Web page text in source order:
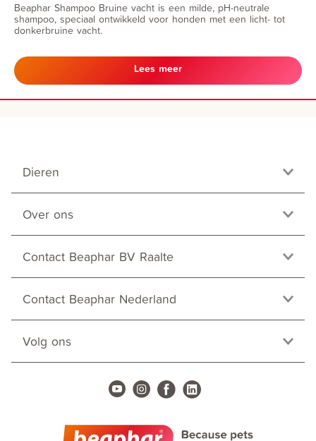
Beaphar Shampoo Bruine vacht is een milde, pH-neutrale
shampoo, speciaal ontwikkeld voor honden met een licht- tot
donkerbruine vacht.
Lees meer
Dieren
Over ons
Contact Beaphar BV Raalte
Contact Beaphar Nederland
Volg ons